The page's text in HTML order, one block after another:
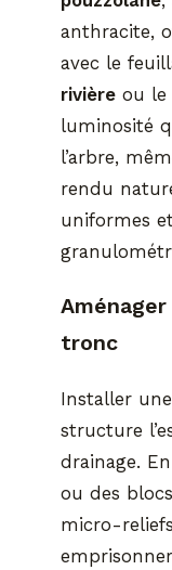
anthracite,
avec le
rivière ou le
luminosité
l’arbre,
rendu
uniformes
tronc
Installer
structure
drainage.
ou des
micro-
emprisonner